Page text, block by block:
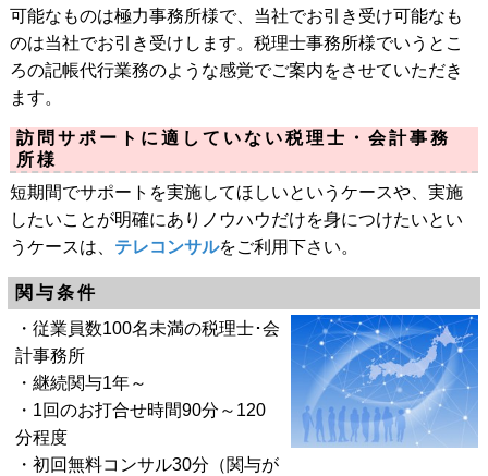
可能なものは極力事務所様で、当社でお引き受け可能なも
のは当社でお引き受けします。税理士事務所様でいうとこ
ろの記帳代行業務のような感覚でご案内をさせていただき
ます。
訪問サポートに適していない税理士・会計事務
所様
短期間でサポートを実施してほしいというケースや、実施
したいことが明確にありノウハウだけを身につけたいとい
うケースは、 テレコンサルをご利用下さい。
関与条件
・従業員数100名未満の税理士･会
計事務所
・継続関与1年～
・1回のお打合せ時間90分～120
分程度
・初回無料コンサル30分（関与が